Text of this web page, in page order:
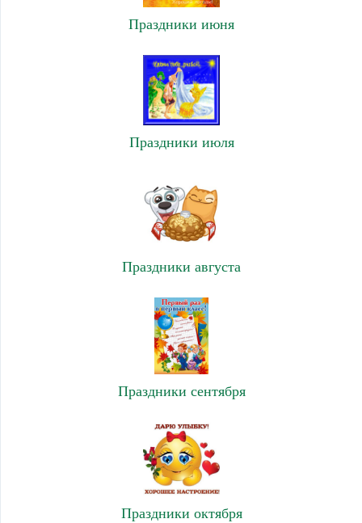
Праздники июня
Праздники июля
Праздники августа
Праздники сентября
Праздники октября